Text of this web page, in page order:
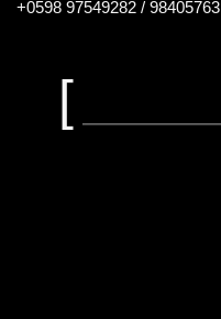
+0598 97549282 / 98405763
en